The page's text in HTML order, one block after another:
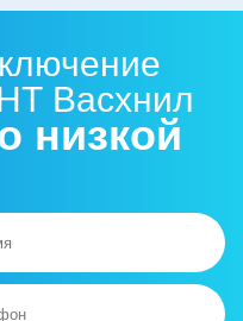
Васхнил
низкой